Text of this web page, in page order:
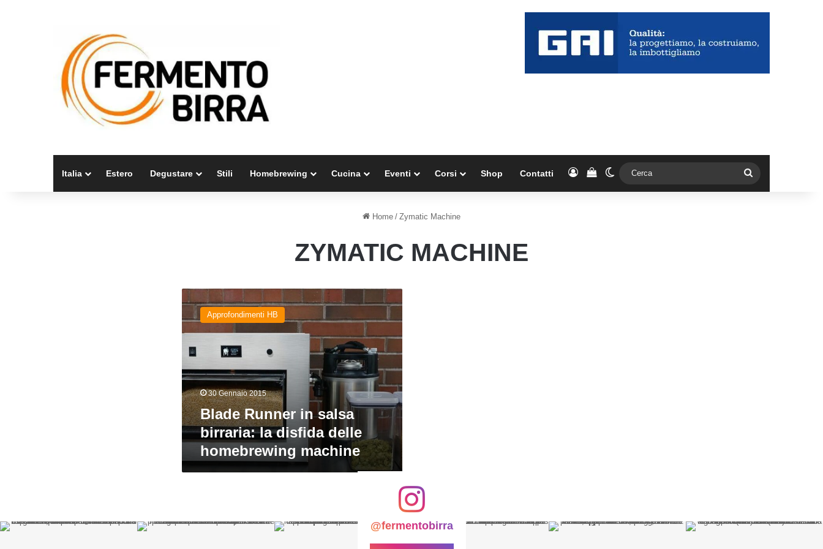
Italia Estero Degustare Stili Homebrewing Cucina Eventi Corsi Shop Contatti AccediVedi il carrello
Cambia aspetto
Home / Zymatic Machine
ZYMATIC MACHINE
Runner
in
salsa
birraria:
disfida
homebrewing
machine
Approfondimenti HB
30 Gennaio 2015
Blade Runner in salsa
birraria: la disfida delle
homebrewing machine
@fermentobirra